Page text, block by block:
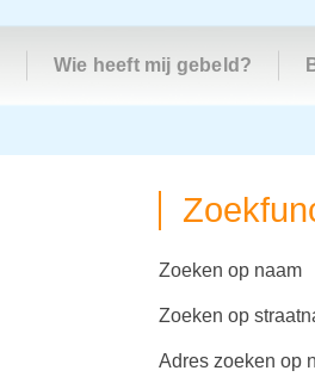
Wie heeft mij gebeld?
zoeken op naam
zoeken op
adres zoeken op